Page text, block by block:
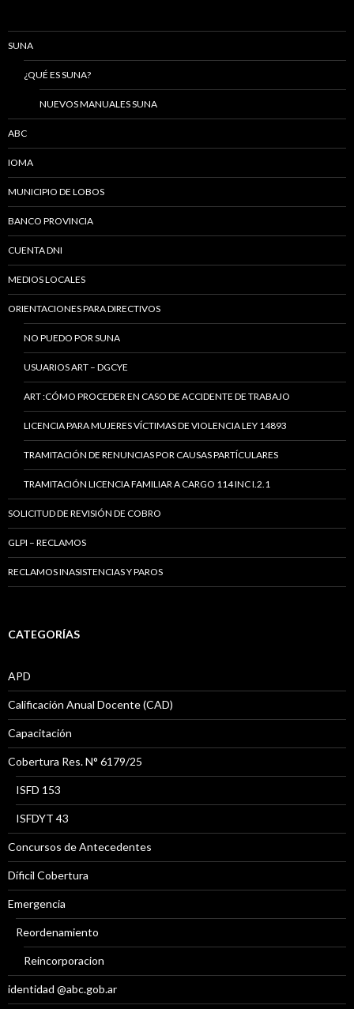
SUNA
¿QUÉ ES SUNA?
NUEVOS MANUALES SUNA
ABC
IOMA
MUNICIPIO DE LOBOS
BANCO PROVINCIA
CUENTA DNI
MEDIOS LOCALES
ORIENTACIONES PARA DIRECTIVOS
NO PUEDO POR SUNA
USUARIOS ART – DGCYE
ART :CÓMO PROCEDER EN CASO DE ACCIDENTE DE TRABAJO
LICENCIA PARA MUJERES VÍCTIMAS DE VIOLENCIA LEY 14893
TRAMITACIÓN DE RENUNCIAS POR CAUSAS PARTÍCULARES
TRAMITACIÓN LICENCIA FAMILIAR A CARGO 114 INC I.2.1
SOLICITUD DE REVISIÓN DE COBRO
GLPI – RECLAMOS
RECLAMOS INASISTENCIAS Y PAROS
CATEGORÍAS
APD
Calificación Anual Docente (CAD)
Capacitación
Cobertura Res. N° 6179/25
ISFD 153
ISFDYT 43
Concursos de Antecedentes
Díficil Cobertura
Emergencia
Reordenamiento
Reincorporacion
identidad @abc.gob.ar